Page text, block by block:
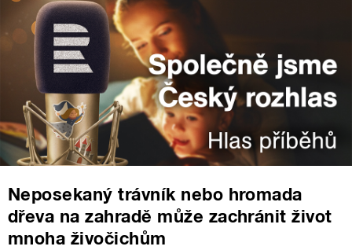
Neposekaný trávník nebo hromada
dřeva na zahradě může zachránit život
mnoha živočichům